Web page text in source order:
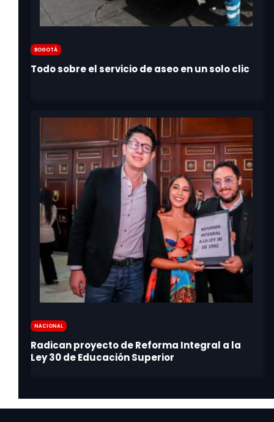
Bogotá
Nacional